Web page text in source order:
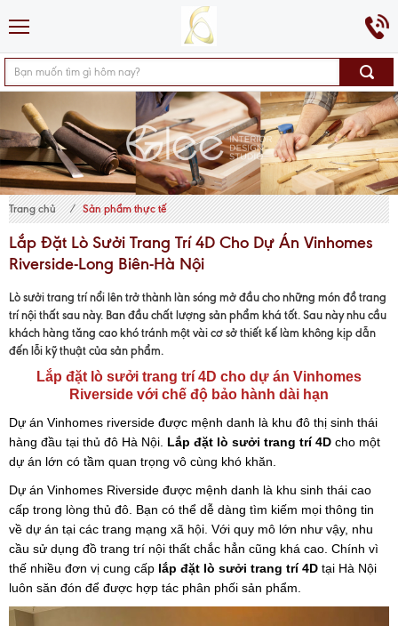
Trang chủ Sản phẩm thực tế
Lắp Đặt Lò Sưởi Trang Trí 4D Cho Dự Án Vinhomes
Riverside-Long Biên-Hà Nội
Lò sưởi trang trí nổi lên trở thành làn sóng mở đầu cho những món đồ trang
trí nội thất sau này. Ban đầu chất lượng sản phẩm khá tốt. Sau này nhu cầu
khách hàng tăng cao khó tránh một vài cơ sở thiết kế làm không kịp dẫn
đến lỗi kỹ thuật của sản phẩm.
Lắp đặt lò sưởi trang trí 4D cho dự án Vinhomes
Riverside với chế độ bảo hành dài hạn
Dự án Vinhomes riverside được mệnh danh là khu đô thị sinh thái
hàng đầu tại thủ đô Hà Nội. Lắp đặt lò sưởi trang trí 4D cho một
dự án lớn có tầm quan trọng vô cùng khó khăn.
Dự án Vinhomes Riverside được mệnh danh là khu sinh thái cao
cấp trong lòng thủ đô. Bạn có thể dễ dàng tìm kiếm mọi thông tin
về dự án tại các trang mạng xã hội. Với quy mô lớn như vậy, nhu
cầu sử dụng đồ trang trí nội thất chắc hẳn cũng khá cao. Chính vì
thế nhiều đơn vị cung cấp lắp đặt lò sưởi trang trí 4D tại Hà Nội
luôn săn đón để được hợp tác phân phối sản phẩm.